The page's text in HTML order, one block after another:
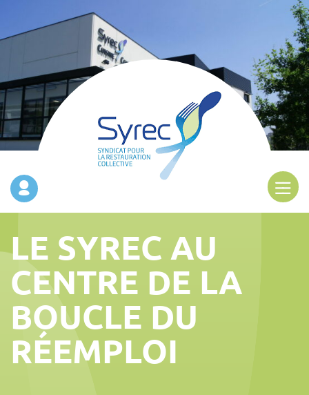
LE SYREC AU
CENTRE DE LA
BOUCLE DU
RÉEMPLOI